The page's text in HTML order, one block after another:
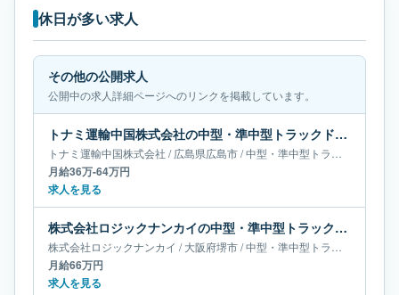
休日が多い求人
その他の公開求人
公開中の求人詳細ページへのリンクを掲載しています。
トナミ運輸中国株式会社の中型・準中型トラックドライバー求人｜広島県広島市｜月給36万-64万円
トナミ運輸中国株式会社 /広島県広島市/中型・準中型トラックドライバー
月給36万-64万円
求人を見る
株式会社ロジックナンカイの中型・準中型トラックドライバー求人｜大阪府堺市｜月給66万円
株式会社ロジックナンカイ /大阪府堺市/中型・準中型トラックドライバー
月給66万円
求人を見る